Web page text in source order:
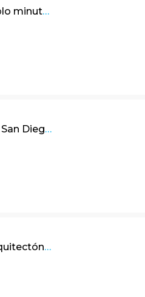
Lindo apartaestudio campestre a solo minutos de la ciudad, El Salitre, La Calera, Cund.
Linda casa campestre de 204m2 en San Diego, La Calera Cundinamarca
Linda casa de 340m2 con diseño arquitectónico multidimensional, Bosques de La Calera, Cundinamarca